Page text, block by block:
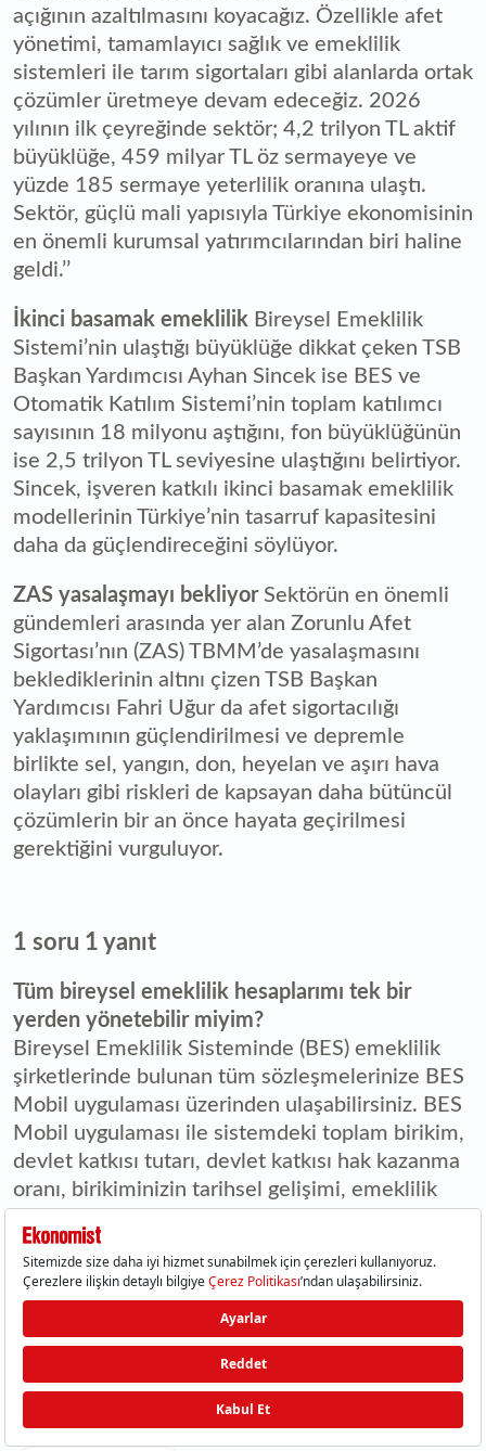
açığının azaltılmasını koyacağız. Özellikle afet
yönetimi, tamamlayıcı sağlık ve emeklilik
sistemleri ile tarım sigortaları gibi alanlarda ortak
çözümler üretmeye devam edeceğiz. 2026
yılının ilk çeyreğinde sektör; 4,2 trilyon TL aktif
büyüklüğe, 459 milyar TL öz sermayeye ve
yüzde 185 sermaye yeterlilik oranına ulaştı.
Sektör, güçlü mali yapısıyla Türkiye ekonomisinin
en önemli kurumsal yatırımcılarından biri haline
geldi.’’
İkinci basamak emeklilik Bireysel Emeklilik
Sistemi’nin ulaştığı büyüklüğe dikkat çeken TSB
Başkan Yardımcısı Ayhan Sincek ise BES ve
Otomatik Katılım Sistemi’nin toplam katılımcı
sayısının 18 milyonu aştığını, fon büyüklüğünün
ise 2,5 trilyon TL seviyesine ulaştığını belirtiyor.
Sincek, işveren katkılı ikinci basamak emeklilik
modellerinin Türkiye’nin tasarruf kapasitesini
daha da güçlendireceğini söylüyor.
ZAS yasalaşmayı bekliyor Sektörün en önemli
gündemleri arasında yer alan Zorunlu Afet
Sigortası’nın (ZAS) TBMM’de yasalaşmasını
beklediklerinin altını çizen TSB Başkan
Yardımcısı Fahri Uğur da afet sigortacılığı
yaklaşımının güçlendirilmesi ve depremle
birlikte sel, yangın, don, heyelan ve aşırı hava
olayları gibi riskleri de kapsayan daha bütüncül
çözümlerin bir an önce hayata geçirilmesi
gerektiğini vurguluyor.
1 soru 1 yanıt
Tüm bireysel emeklilik hesaplarımı tek bir
yerden yönetebilir miyim?
Bireysel Emeklilik Sisteminde (BES) emeklilik
şirketlerinde bulunan tüm sözleşmelerinize BES
Mobil uygulaması üzerinden ulaşabilirsiniz. BES
Mobil uygulaması ile sistemdeki toplam birikim,
devlet katkısı tutarı, devlet katkısı hak kazanma
oranı, birikiminizin tarihsel gelişimi, emeklilik
birikim tutarı, birikiminizin fon türlerine göre
dağılımı, fon portföyünüze ilişkin risk değeri,
çocuğunuzun bireysel emeklilik hesapları,
mirasçısı olduğunuz yakınlarınızın hesapları gibi
birçok bilgiye erişebilirsiniz.
Facebook ile paylaş